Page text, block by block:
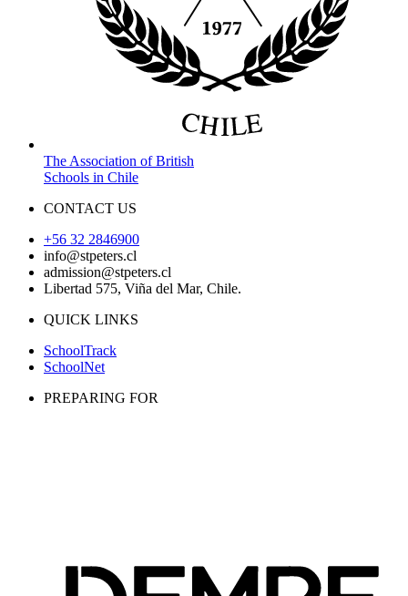
The Association of British
Schools in Chile
CONTACT US
+56 32 2846900
info@stpeters.cl
admission@stpeters.cl
Libertad 575, Viña del Mar, Chile.
QUICK LINKS
SchoolTrack
SchoolNet
PREPARING FOR